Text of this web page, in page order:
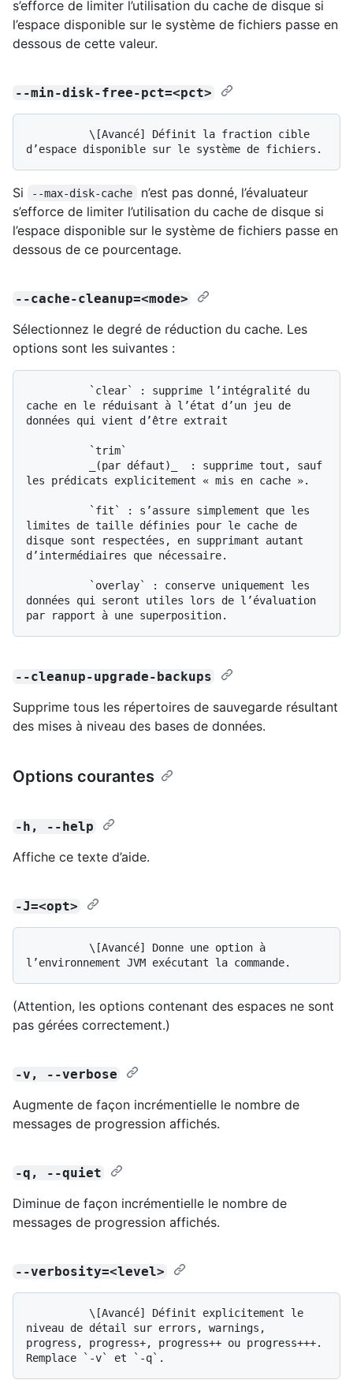
s’efforce de limiter l’utilisation du cache de disque si
l’espace disponible sur le système de fichiers passe en
dessous de cette valeur.
--min-disk-free-pct=<pct>
Si --max-disk-cache
n’est pas donné, l’évaluateur
s’efforce de limiter l’utilisation du cache de disque si
l’espace disponible sur le système de fichiers passe en
dessous de ce pourcentage.
--cache-cleanup=<mode>
Sélectionnez le degré de réduction du cache. Les
options sont les suivantes :
cache en le réduisant à l’état d’un jeu de
données qui vient d’être extrait
les prédicats explicitement « mis en cache ».
limites de taille définies pour le cache de
disque sont respectées, en supprimant autant
d’intermédiaires que nécessaire.
données qui seront utiles lors de l’évaluation
--cleanup-upgrade-backups
Supprime tous les répertoires de sauvegarde résultant
des mises à niveau des bases de données.
Options courantes
-h, --help
Affiche ce texte d’aide.
-J=<opt>
(Attention, les options contenant des espaces ne sont
pas gérées correctement.)
-v, --verbose
Augmente de façon incrémentielle le nombre de
messages de progression affichés.
-q, --quiet
Diminue de façon incrémentielle le nombre de
messages de progression affichés.
--verbosity=<level>
niveau de détail sur errors, warnings,
progress, progress+, progress++ ou progress+++.